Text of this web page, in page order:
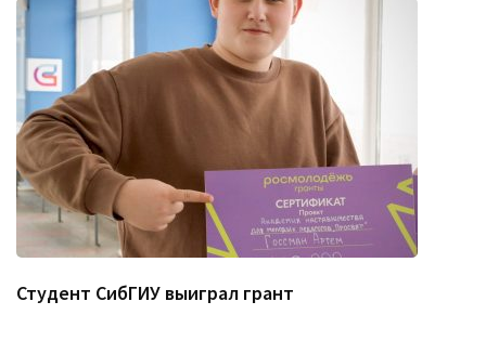
Студент СибГИУ выиграл грант